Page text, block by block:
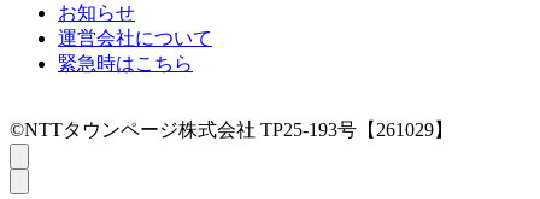
お知らせ
運営会社について
緊急時はこちら
©NTTタウンページ株式会社 TP25-193号【261029】